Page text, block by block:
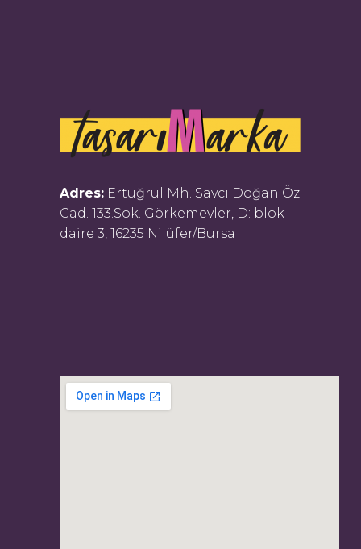
Adres: Ertuğrul Mh. Savcı Doğan Öz
Cad. 133.Sok. Görkemevler, D: blok
daire 3, 16235 Nilüfer/Bursa